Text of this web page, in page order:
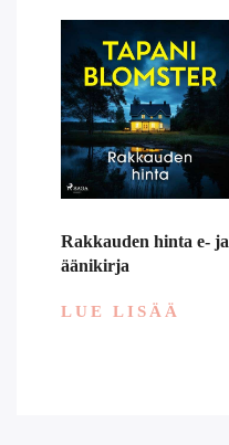
Rakkauden hinta e- ja
äänikirja
LUE LISÄÄ